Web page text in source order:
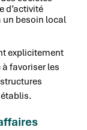
d’activité
un besoin local
explicitement
favoriser les